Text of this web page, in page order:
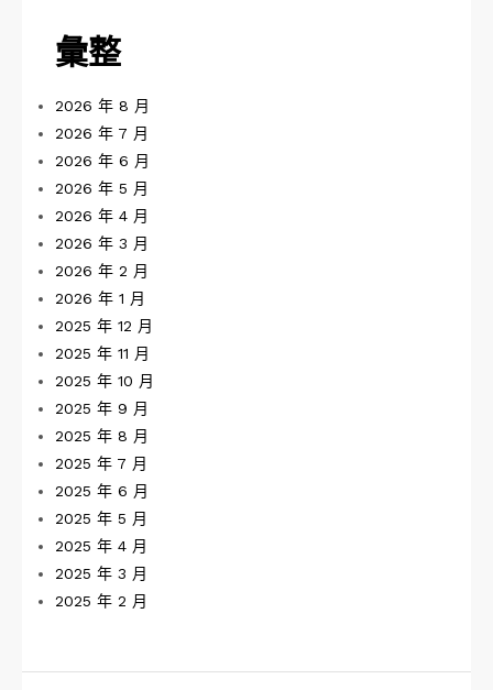
彙整
2026 年 8 月
2026 年 7 月
2026 年 6 月
2026 年 5 月
2026 年 4 月
2026 年 3 月
2026 年 2 月
2026 年 1 月
2025 年 12 月
2025 年 11 月
2025 年 10 月
2025 年 9 月
2025 年 8 月
2025 年 7 月
2025 年 6 月
2025 年 5 月
2025 年 4 月
2025 年 3 月
2025 年 2 月